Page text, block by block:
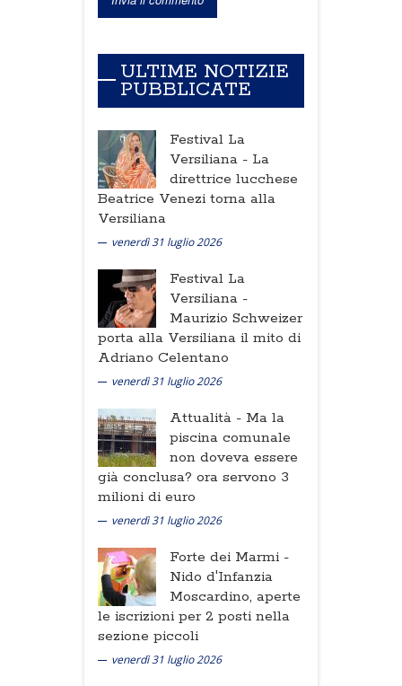
ULTIME NOTIZIE
PUBBLICATE
Festival La
Versiliana - La
direttrice lucchese
Beatrice Venezi torna alla
Versiliana
venerdì 31 luglio 2026
Festival La
Versiliana -
Maurizio Schweizer
porta alla Versiliana il mito di
Adriano Celentano
venerdì 31 luglio 2026
Attualità - Ma la
piscina comunale
non doveva essere
già conclusa? ora servono 3
milioni di euro
venerdì 31 luglio 2026
Forte dei Marmi -
Nido d'Infanzia
Moscardino, aperte
le iscrizioni per 2 posti nella
sezione piccoli
venerdì 31 luglio 2026